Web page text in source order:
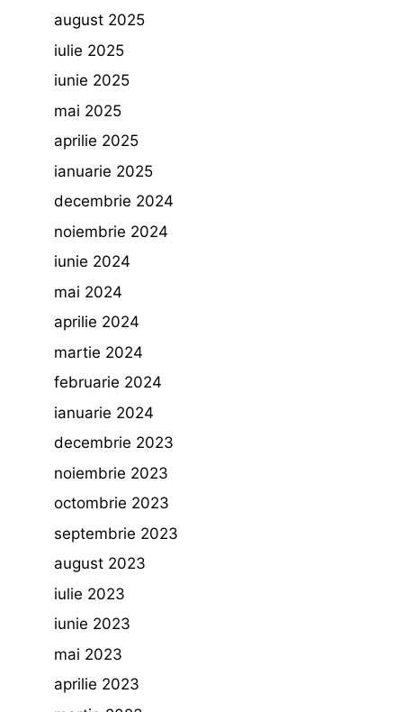
august 2025
iulie 2025
iunie 2025
mai 2025
aprilie 2025
ianuarie 2025
decembrie 2024
noiembrie 2024
iunie 2024
mai 2024
aprilie 2024
martie 2024
februarie 2024
ianuarie 2024
decembrie 2023
noiembrie 2023
octombrie 2023
septembrie 2023
august 2023
iulie 2023
iunie 2023
mai 2023
aprilie 2023